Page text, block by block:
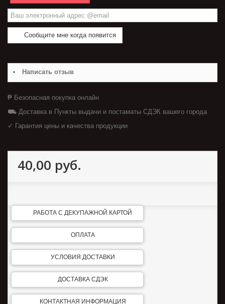
Сообщите мне когда появится
Написать отзыв
₱ Безопасная покупка онлайн
⛟ Доставка в Пункты выдачи и постаматы СДЭК вашего города
✓ Гарантия цены и качества продукции
40,00 руб.
РАБОТА С ДЕКУПАЖНОЙ КАРТОЙ
ОПЛАТА
УСЛОВИЯ ДОСТАВКИ
ДОСТАВКА СДЭК
КОНТАКТНАЯ ИНФОРМАЦИЯ